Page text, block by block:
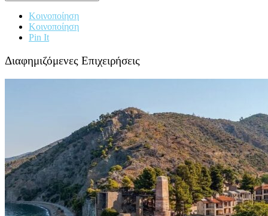
Κοινοποίηση
Κοινοποίηση
Pin It
Διαφημιζόμενες Επιχειρήσεις